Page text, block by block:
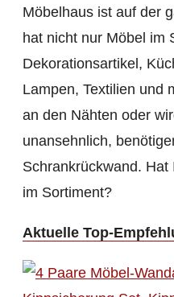
Möbelhaus ist auf der
hat nicht nur Möbel im
Dekorationsartikel,
Lampen, Textilien und
an den Nähten oder
unansehnlich,
Schrankrückwand.
im Sortiment?
Aktuelle Top-